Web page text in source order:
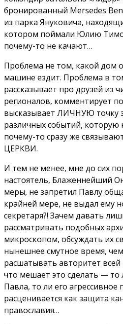
бронированный Мersedes
из парка Януковича,
котором поймали Юлию
почему-то не качают…
Проблема не том, какой дом
машине ездит. Проблема в
рассказывает про друзей из
регионалов, комментирует
высказывает ЛИЧНУЮ точку
различных событий,
почему-то сразу же
ЦЕРКВИ.
И тем не менее, мне до сих
настоятель, Блаженнейший
меры, не запретил Павлу
крайней мере, не выдал ему
секретаря?! Зачем давать
рассматривать подобных
микроскопом, обсуждать их
нынешнее смутное время,
расшатывать авторитет
что мешает это сделать — то
Павла, то ли его
расценивается как защита
православия…